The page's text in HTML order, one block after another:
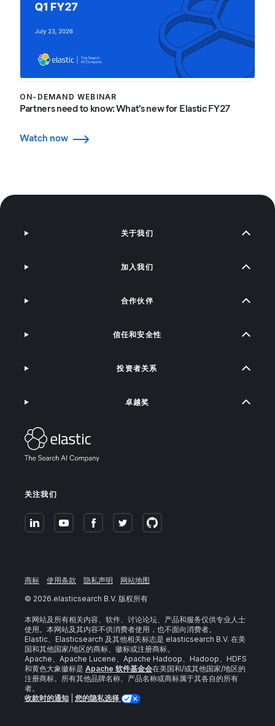
ON-DEMAND WEBINAR
Partners need to know: What's new for Elastic FY27
Watch now
关注我们
关于我们
加入我们
合作伙伴
信任和安全性
投资者关系
卓越奖
商标 使用条款 隐私声明
网站地图
© 2026.elasticsearch B.V. 版权所有
本网站及所有相关内容、软件、讨论论坛、产品和服务仅供专业人士
使用。本网站及其内容不供消费者使用，也不面向消费者。
Elastic、Elasticsearch 及其他相关标志是 elasticsearch B.V. 在美
国和其他国家/地区的商标、徽标或注册商标。
Apache、Apache Lucene、Apache Hadoop、Hadoop、HDFS
和黄色大象徽标是 Apache 软件基金会在美国和/或其他国家/地区的
注册商标。所有其他品牌名称、产品名称或商标属于其各自的所有
者。
收款时的通知
您的隐私选择